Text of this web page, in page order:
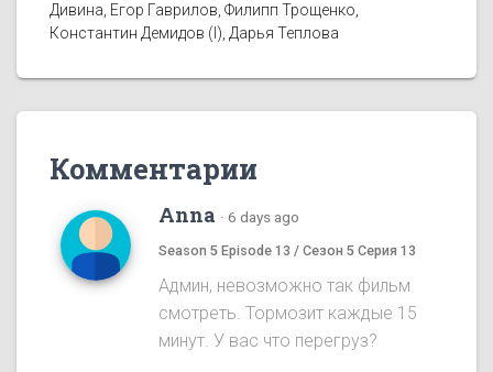
Дивина, Егор Гаврилов, Филипп Трощенко,
Константин Демидов (I), Дарья Теплова
Комментарии
Anna · 6 days ago
Season 5 Episode 13 / Сезон 5 Серия 13
Админ, невозможно так фильм
смотреть. Тормозит каждые 15
минут. У вас что перегруз?